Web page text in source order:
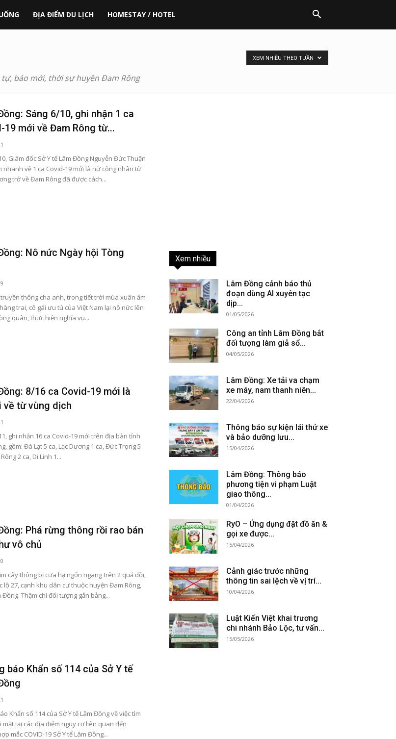
ĐỊA ĐIỂM DU LỊCH HOMESTAY / HOTEL
báo mới, thời sự huyện Đam Rông
XEM NHIỀU THEO TUẦN
Sáng 6/10, ghi nhận 1 ca
19 mới về Đam Rông từ...
Giám đốc Sở Y tế Lâm Đồng Nguyễn Đức Thuận
nhanh về 1 ca Covid-19 mới là nữ công nhân từ
trở về Đam Rông đã được cách...
Nô nức Ngày hội Tòng
thống cha anh, trong tiết trời mùa xuân ấm
trai, cô gái ưu tú của Việt Nam lại nô nức lên
quân, thực hiện nghĩa vụ...
8/16 ca Covid-19 mới là
về từ vùng dịch
ghi nhận 16 ca Covid-19 mới trên địa bàn tỉnh
gồm: Đà Lạt 5 ca, Lạc Dương 1 ca, Đức Trọng 5
2 ca, Di Linh 1...
Phá rừng thông rồi rao bán
vô chủ
cây thông bị cưa hạ ngổn ngang trên 2 quả đồi,
lộ 27, cạnh khu dân cư thuộc huyện Đam Rông,
Đồng. Thậm chí đối tượng gắn bảng...
báo Khẩn số 114 của Sở Y tế
Khẩn số 114 của Sở Y tế Lâm Đồng về việc tìm
mặt tại các địa điểm nguy cơ liên quan đến
mắc COVID-19 Sở Y tế Lâm Đồng...
Xem nhiều
Lâm Đồng cảnh báo thủ
đoạn dùng AI xuyên tạc
dịp...
01/05/2026
Công an tỉnh Lâm Đồng bắt
đối tượng làm giả sổ...
04/05/2026
Lâm Đồng: Xe tải va chạm
xe máy, nam thanh niên...
22/04/2026
Thông báo sự kiện lái thử xe
và bảo dưỡng lưu...
15/04/2026
Lâm Đồng: Thông báo
phương tiện vi phạm Luật
giao thông...
01/04/2026
RyO – Ứng dụng đặt đồ ăn &
gọi xe được...
15/04/2026
Cảnh giác trước những
thông tin sai lệch về vị trí...
10/04/2026
Luật Kiến Việt khai trương
chi nhánh Bảo Lộc, tư vấn...
15/05/2026